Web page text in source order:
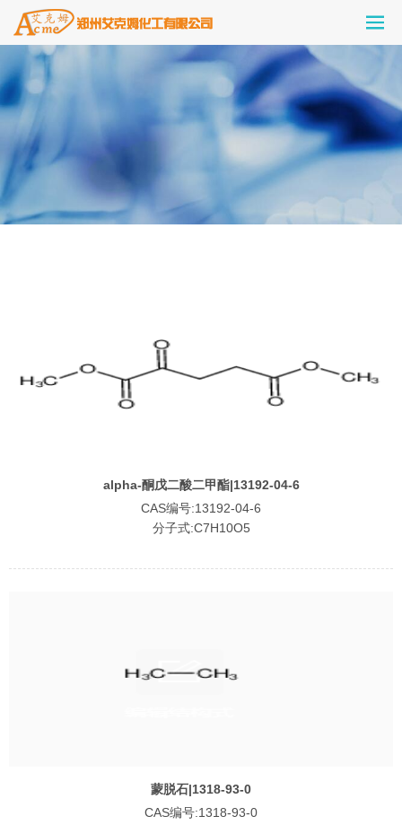
alpha-酮戊二酸二甲酯|13192-04-6
CAS编号:13192-04-6
分子式:C7H10O5
蒙脱石|1318-93-0
CAS编号:1318-93-0